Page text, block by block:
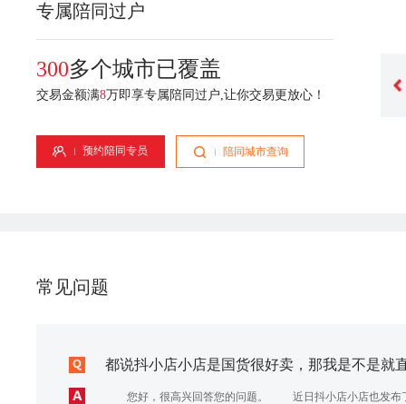
专属陪同过户
300多个城市已覆盖
交易金额满8万即享专属陪同过户,让你交易更放心！
预约陪同专员 陪同城市查询
专属顾问-1年从业经验 专属顾问-6年从业经验
常见问题
都说抖小店小店是国货很好卖，那我是不是就
您好，很高兴回答您的问题。 近日抖小店小店也发布了